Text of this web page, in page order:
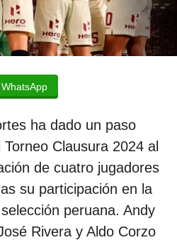
a
u
b
ó
n
WhatsApp
ha dado un paso
Clausura 2024 al
de cuatro jugadores
su participación en la
peruana. Andy
Rivera y Aldo Corzo